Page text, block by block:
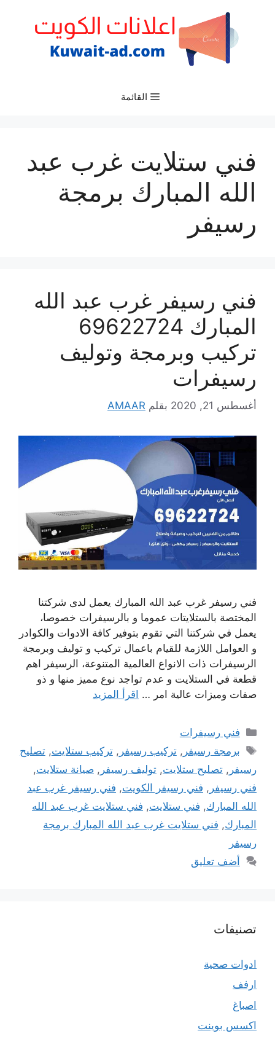
القائمة
فني ستلايت غرب عبد
الله المبارك برمجة
رسيفر
فني رسيفر غرب عبد الله
المبارك 69622724
تركيب وبرمجة وتوليف
رسيفرات
أغسطس 21, 2020 بقلم AMAAR
فني رسيفر غرب عبد الله المبارك يعمل لدى شركتنا
المختصة بالستلايتات عموما و بالرسيفرات خصوصا،
يعمل في شركتنا التي تقوم بتوفير كافة الادوات والكوادر
و العوامل اللازمة للقيام باعمال تركيب و توليف وبرمجة
الرسيفرات ذات الانواع العالمية المتنوعة، الرسيفر اهم
قطعة في الستلايت و عدم تواجد نوع مميز منها و ذو
صفات وميزات عالية امر … اقرأ المزيد
التصنيفات
فني رسيفرات
الوسوم
برمجة رسيفر ,تركيب رسيفر ,تركيب ستلايت,تصليح
رسيفر , تصليح ستلايت, توليف رسيفر , صيانة ستلايت,
فني رسيفر , فني رسيفر الكويت, فني رسيفر غرب عبد
الله المبارك, فني ستلايت, فني ستلايت غرب عبد الله
المبارك, فني ستلايت غرب عبد الله المبارك برمجة
رسيفر
أضف تعليق
تصنيفات
ادوات صحية
ارفف
اصباغ
اكسس بوينت